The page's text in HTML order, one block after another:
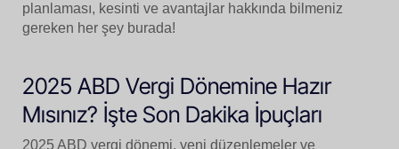
planlaması, kesinti ve avantajlar hakkında bilmeniz
gereken her şey burada!
2025 ABD Vergi Dönemine Hazır
Mısınız? İşte Son Dakika İpuçları
2025 ABD vergi dönemi, yeni düzenlemeler ve